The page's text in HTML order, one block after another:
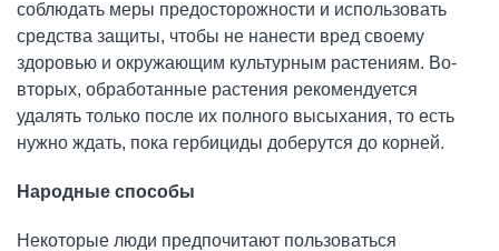
соблюдать меры предосторожности и использовать
средства защиты, чтобы не нанести вред своему
здоровью и окружающим культурным растениям. Во-
вторых, обработанные растения рекомендуется
удалять только после их полного высыхания, то есть
нужно ждать, пока гербициды доберутся до корней.
Народные способы
Некоторые люди предпочитают пользоваться